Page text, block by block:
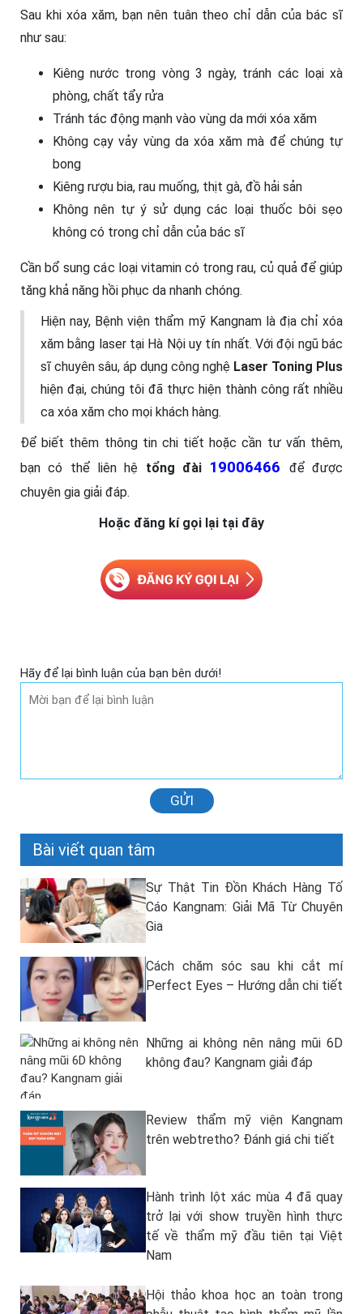
Sau khi xóa xăm, bạn nên tuân theo chỉ dẫn của bác sĩ
như sau:
Kiêng nước trong vòng 3 ngày, tránh các loại xà
phòng, chất tẩy rửa
Tránh tác động mạnh vào vùng da mới xóa xăm
Không cạy vảy vùng da xóa xăm mà để chúng tự
bong
Kiêng rượu bia, rau muống, thịt gà, đồ hải sản
Không nên tự ý sử dụng các loại thuốc bôi sẹo
không có trong chỉ dẫn của bác sĩ
Cần bổ sung các loại vitamin có trong rau, củ quả để giúp
tăng khả năng hồi phục da nhanh chóng.
Hiện nay, Bệnh viện thẩm mỹ Kangnam là địa chỉ xóa
xăm bằng laser tại Hà Nội uy tín nhất. Với đội ngũ bác
sĩ chuyên sâu, áp dụng công nghệ Laser Toning Plus
hiện đại, chúng tôi đã thực hiện thành công rất nhiều
ca xóa xăm cho mọi khách hàng.
Để biết thêm thông tin chi tiết hoặc cần tư vấn thêm,
bạn có thể liên hệ tổng đài 19006466 để được
chuyên gia giải đáp.
Hoặc đăng kí gọi lại tại đây
Hãy để lại bình luận của bạn bên dưới!
GỬI
Bài viết quan tâm
Sự Thật Tin Đồn Khách Hàng Tố
Cáo Kangnam: Giải Mã Từ Chuyên
Gia
Cách chăm sóc sau khi cắt mí
Perfect Eyes – Hướng dẫn chi tiết
Những ai không nên nâng mũi 6D
không đau? Kangnam giải đáp
Review thẩm mỹ viện Kangnam
trên webtretho? Đánh giá chi tiết
Hành trình lột xác mùa 4 đã quay
trở lại với show truyền hình thực
tế về thẩm mỹ đầu tiên tại Việt
Nam
Hội thảo khoa học an toàn trong